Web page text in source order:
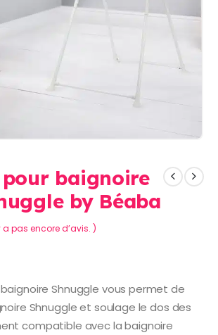
baignoire
by Béaba
a pas encore d’avis. )
Shnuggle vous permet de
Shnuggle et soulage le dos des
compatible avec la baignoire